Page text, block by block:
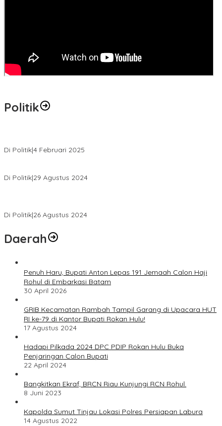
Politik
Di Politik|4 Februari 2025
Di Politik|29 Agustus 2024
Di Politik|26 Agustus 2024
Daerah
Penuh Haru, Bupati Anton Lepas 191 Jemaah Calon Haji
Rohul di Embarkasi Batam
30 April 2026
GRIB Kecamatan Rambah Tampil Garang di Upacara HUT
RI ke-79 di Kantor Bupati Rokan Hulu!
17 Agustus 2024
Hadapi Pilkada 2024 DPC PDIP Rokan Hulu Buka
Penjaringan Calon Bupati
22 April 2024
Bangkitkan Ekraf, BRCN Riau Kunjungi RCN Rohul.
8 Juni 2023
Kapolda Sumut Tinjau Lokasi Polres Persiapan Labura
14 Agustus 2022